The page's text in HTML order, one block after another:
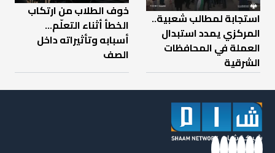
استجابة لمطالب شعبية..
المركزي يمدد استبدال
العملة في المحافظات
الشرقية
خوف الطلاب من ارتكاب
الخطأ أثناء التعلّم…
أسبابه وتأثيراته داخل
الصف